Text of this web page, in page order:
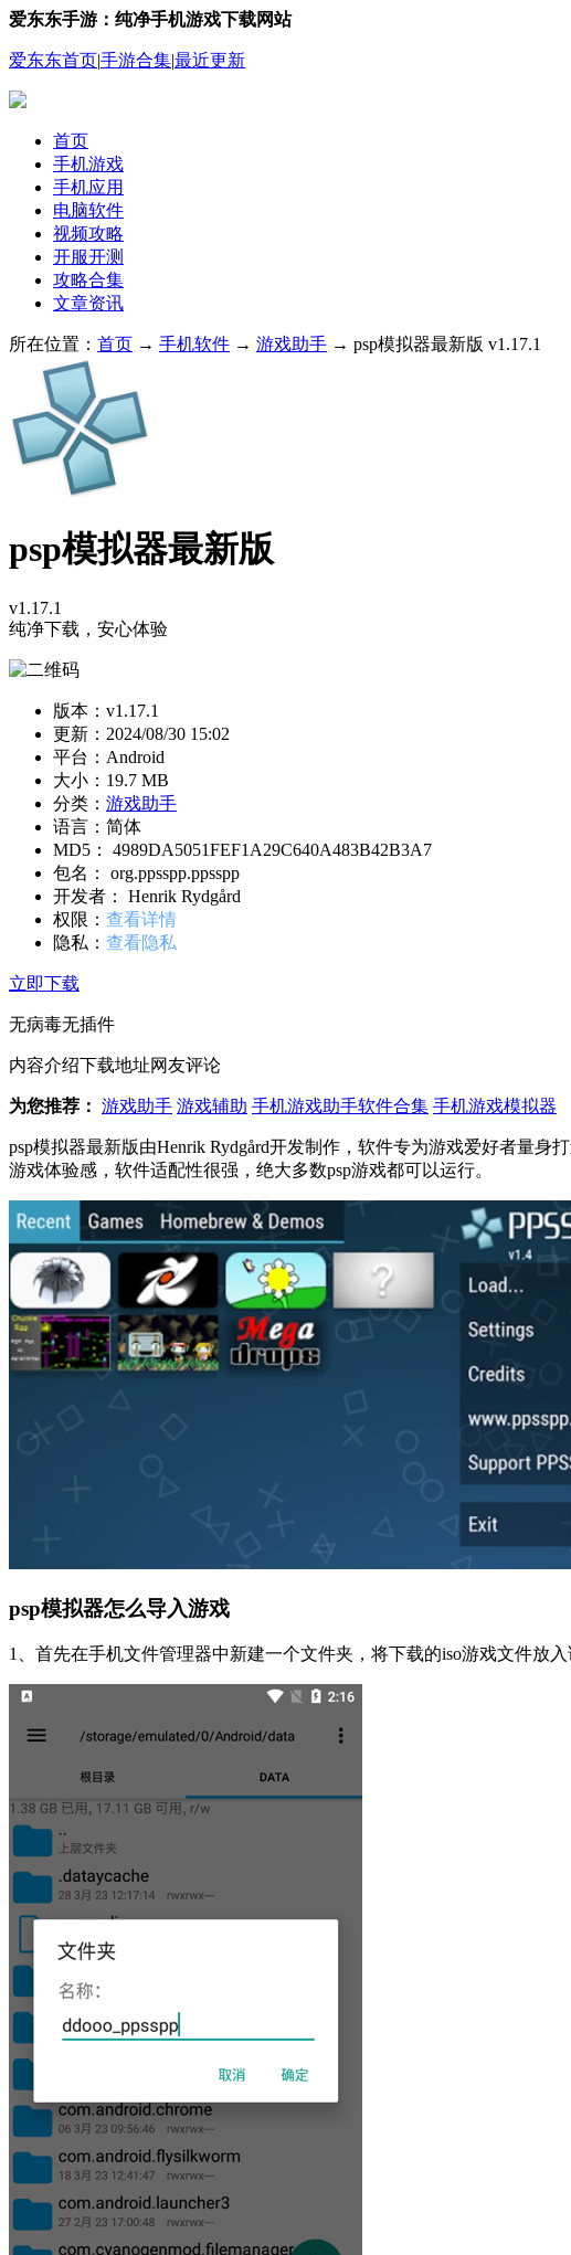
爱东东手游：纯净手机游戏下载网站
爱东东首页|手游合集|最近更新
首页
手机游戏
手机应用
电脑软件
视频攻略
开服开测
攻略合集
文章资讯
所在位置： 首页 → 手机软件 → 游戏助手 → psp模拟器最新版 v1.17.1
psp模拟器最新版
v1.17.1
纯净下载，安心体验
版本：v1.17.1
更新： 2024/08/30 15:02
平台：Android
大小：19.7 MB
分类： 游戏助手
语言：简体
MD5： 4989DA5051FEF1A29C640A483B42B3A7
包名： org.ppsspp.ppsspp
开发者： Henrik Rydgård
权限： 查看详情
隐私： 查看隐私
立即下载
无病毒无插件
内容介绍下载地址网友评论
为您推荐： 游戏助手 游戏辅助 手机游戏助手软件合集 手机游戏模拟器
psp模拟器最新版由Henrik Rydgård开发制作，软件专为游戏爱好者量
游戏体验感，软件适配性很强，绝大多数psp游戏都可以运行。
psp模拟器怎么导入游戏
1、首先在手机文件管理器中新建一个文件夹，将下载的iso游戏文件放